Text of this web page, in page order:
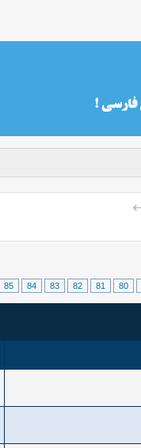
80
81
82
83
84
85